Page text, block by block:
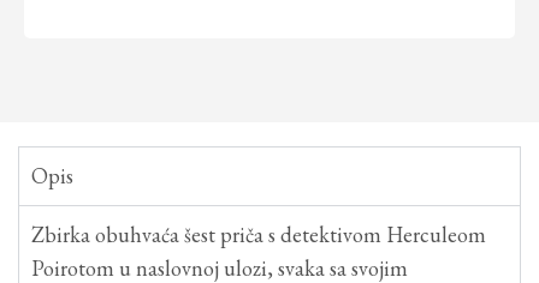
Opis
Zbirka obuhvaća šest priča s detektivom Herculeom
Poirotom u naslovnoj ulozi, svaka sa svojim